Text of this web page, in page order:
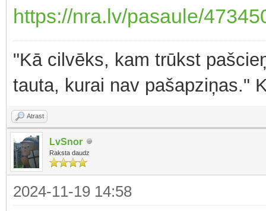
https://nra.lv/pasaule/
"Kā cilvēks, kam trūkst
tauta, kurai nav pašapziņas."
Atrast
LvSnor
Raksta daudz
2024-11-19 14:58